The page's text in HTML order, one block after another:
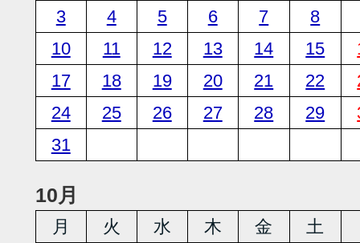
3
4 5 6 7
8
10
11 12 13 14 15
17
18 19 20 21 22
24
25 26 27 28 29
31
10月
月 火 水 木 金 土